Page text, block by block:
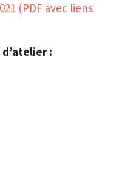
(PDF avec liens
: